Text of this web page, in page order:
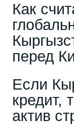
Как
перед
Если
кредит,
актив